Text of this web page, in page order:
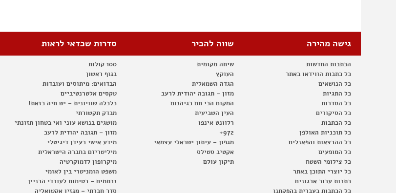
גישה מהירה
הכתבות החדשות
כל כתבות הווידאו באתר
כל הנושאים
כל התגיות
כל הסדרות
כל הסיקורים
כל הכתבות
כל תוכניות האולפן
כל ההרצאות והפאנלים
כל המופעים
כל צילומי השטח
כל יוצרי התוכן באתר
כתבות עבור ארגונים
כל הכתבות בעברית בהפקתנו
שווה להכיר
שיחה מקומית
העוקץ
הגדה השמאלית
מזון – תגובה יהודית לרעב
המקום הכי חם בגיהנום
העין השביעית
רלוונט אינפו
972+
מגפון – עיתון ישראלי עצמאי
אקטיב סטילס
תיקון עולם
סדרות שכדאי לראות
100 קולות
בגוף ראשון
הבדואים: מיתוסים ועובדות
טקסים אלטרנטיביים
כלכלה שוויונית – יש חיה כזאת!
מבדק תקשורתי
מושגים בנושא עוני ואי בטחון תזונתי
מזון – תגובה יהודית לרעב
מידע אישי בעידן דיגיטלי
מיליטריזם בחברה הישראלית
מיקרופון לדמוקרטיה
משפט הומניטרי בין לאומי
נרתמים – בטיחות לעובדי הבניין
סדר חברתי – מגזין אקטואליה